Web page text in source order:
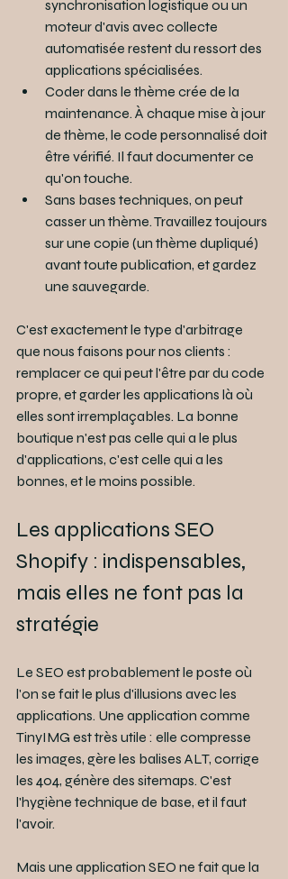
synchronisation logistique ou un
moteur d'avis avec collecte
automatisée restent du ressort des
applications spécialisées.
Coder dans le thème crée de la
maintenance. À chaque mise à jour
de thème, le code personnalisé doit
être vérifié. Il faut documenter ce
qu'on touche.
Sans bases techniques, on peut
casser un thème. Travaillez toujours
sur une copie (un thème dupliqué)
avant toute publication, et gardez
une sauvegarde.
C'est exactement le type d'arbitrage
que nous faisons pour nos clients :
remplacer ce qui peut l'être par du code
propre, et garder les applications là où
elles sont irremplaçables. La bonne
boutique n'est pas celle qui a le plus
d'applications, c'est celle qui a les
bonnes, et le moins possible.
Les applications SEO
Shopify : indispensables,
mais elles ne font pas la
stratégie
Le SEO est probablement le poste où
l'on se fait le plus d'illusions avec les
applications. Une application comme
TinyIMG est très utile : elle compresse
les images, gère les balises ALT, corrige
les 404, génère des sitemaps. C'est
l'hygiène technique de base, et il faut
l'avoir.
Mais une application SEO ne fait que la